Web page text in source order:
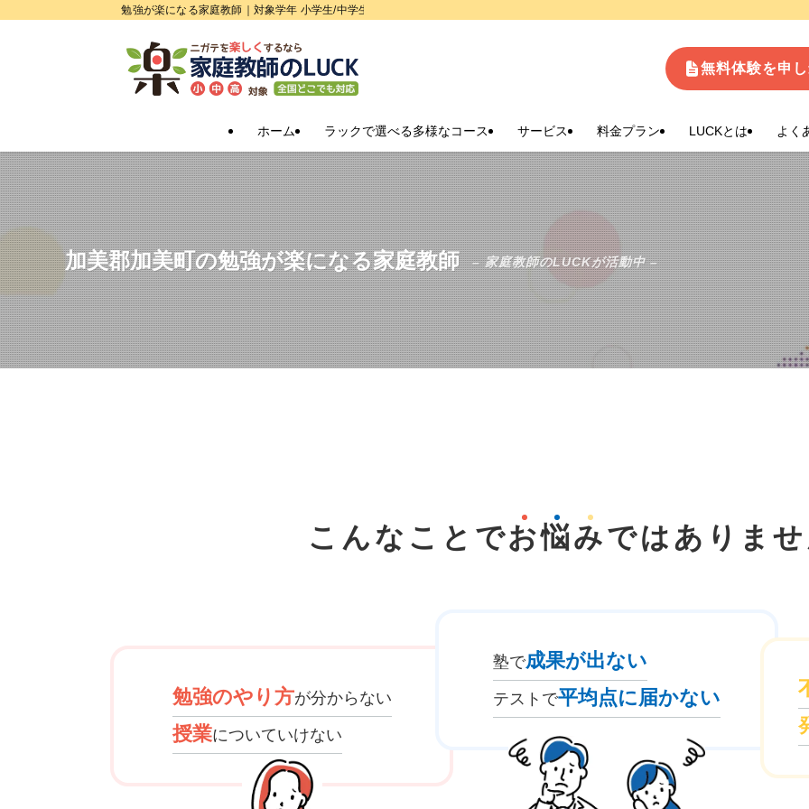
勉強が楽になる家庭教師｜対象学年 小学生/中学生/高校生
ホーム ラックで選べる多様なコース サービス 料金プラン LUCKとは よく
無料体験を申
加美郡加美町の勉強が楽になる家庭教師 – 家庭教師のLUCKが活動中 –
こんなことでお悩みでは ありま
勉強のやり方が分からない
授業についていけない
塾で成果が出ない
テストで平均点に届かない